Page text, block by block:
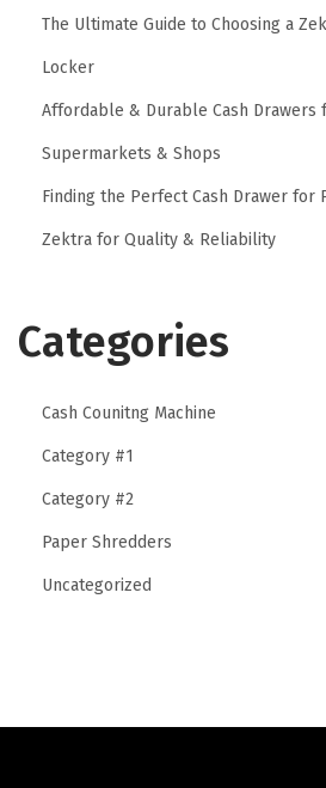
The Ultimate Guide to Choosing a
Locker
Affordable & Durable Cash
Supermarkets & Shops
Finding the Perfect Cash Drawer for
Zektra for Quality & Reliability
Categories
Cash Counitng Machine
Category #1
Category #2
Paper Shredders
Uncategorized